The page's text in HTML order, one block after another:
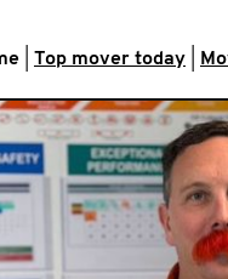
Top mover today